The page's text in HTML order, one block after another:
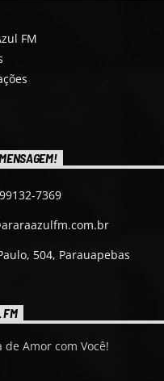
FM
7369
504, Parauapebas
FM
de Amor com Você!